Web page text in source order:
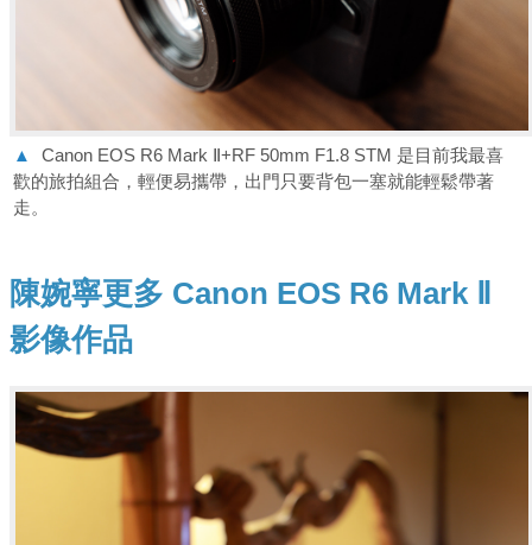
▲
Canon EOS R6 Mark Ⅱ+RF 50mm F1.8 STM 是目前我最喜
歡的旅拍組合，輕便易攜帶，出門只要背包一塞就能輕鬆帶著
走。
陳婉寧更多 Canon EOS R6 Mark Ⅱ
影像作品